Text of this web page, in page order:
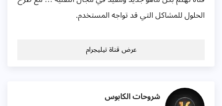
الحلول للمشاكل التي قد تواجه المستخدم.
عرض قناة تيليجرام
شروحات الكابوس